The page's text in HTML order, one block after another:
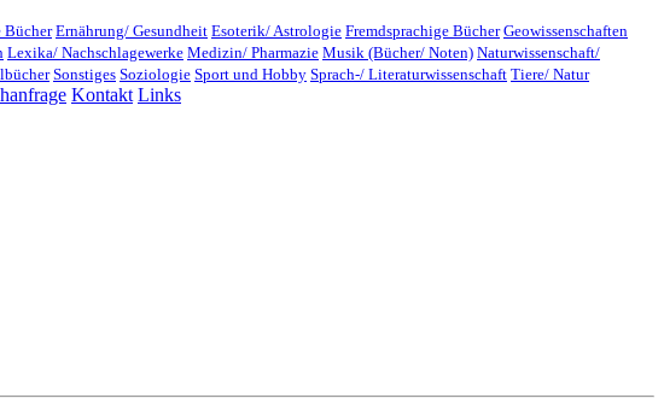
Bücher Ernährung/ Gesundheit Esoterik/ Astrologie Fremdsprachige Bücher Geowissenschaften
Lexika/ Nachschlagewerke Medizin/ Pharmazie Musik (Bücher/ Noten) Naturwissenschaft/
Sonstiges Soziologie Sport und Hobby Sprach-/ Literaturwissenschaft Tiere/ Natur
Kontakt Links